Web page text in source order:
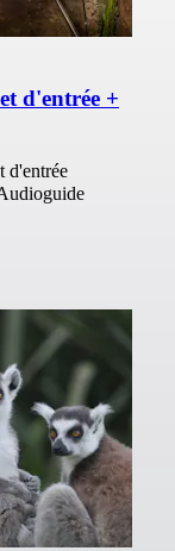
d'entrée +
d'entrée